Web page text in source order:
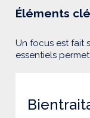
Éléments
Un focus est fait
essentiels